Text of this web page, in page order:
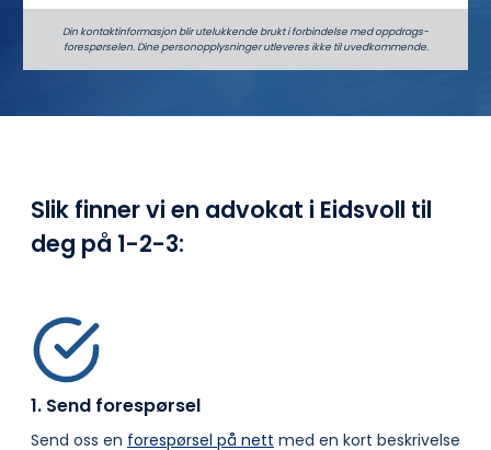
Din kontaktinformasjon blir utelukkende brukt i forbindelse med oppdrags­
forespørselen. Dine person­­opplysninger utleveres ikke til uvedkommende.
Slik finner vi en advokat i Eidsvoll til
deg på 1-2-3:
1. Send forespørsel
Send oss en forespørsel på nett med en kort beskrivelse